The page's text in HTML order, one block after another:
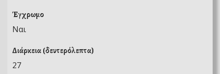
Έγχρωμο
Ναι
Διάρκεια (δευτερόλεπτα)
27